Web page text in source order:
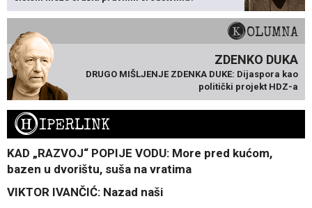
KOLUMNA
ZDENKO DUKA
DRUGO MIŠLJENJE ZDENKA DUKE: Dijaspora kao
politički projekt HDZ-a
HIPERLINK
KAD „RAZVOJ“ POPIJE VODU: More pred kućom,
bazen u dvorištu, suša na vratima
VIKTOR IVANČIĆ: Nazad naši